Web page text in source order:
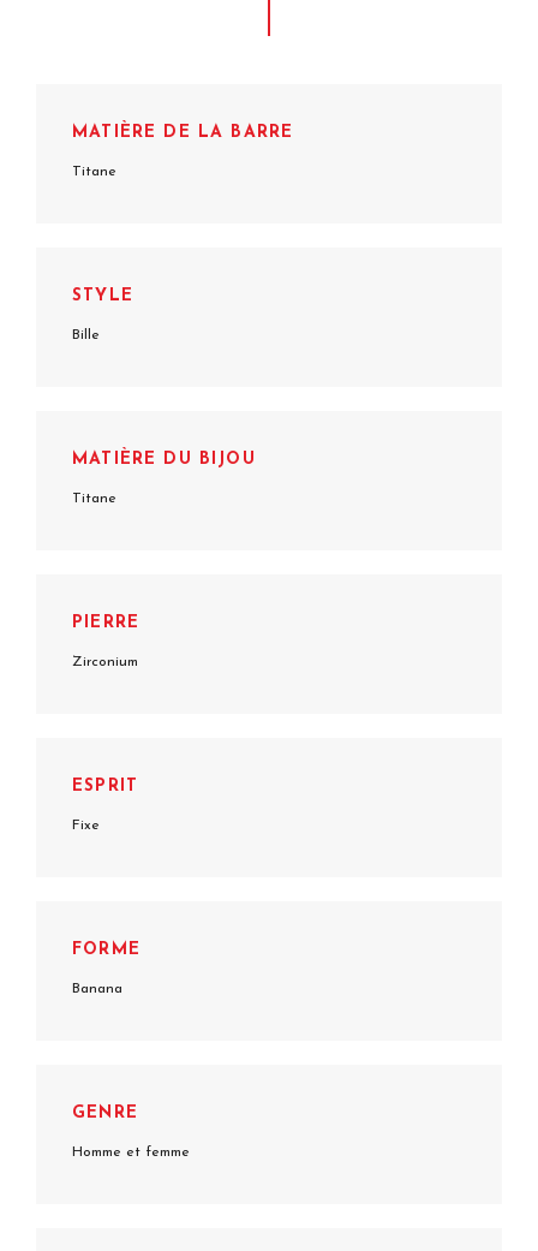
MATIÈRE DE LA BARRE
Titane
STYLE
Bille
MATIÈRE DU BIJOU
Titane
PIERRE
Zirconium
ESPRIT
Fixe
FORME
Banana
GENRE
Homme et femme